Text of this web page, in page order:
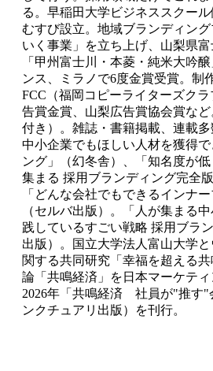
る。早稲田大学ビジネススクー
むすび設立。地域ブランディン
いく事業」を立ち上げ、山梨県
「甲州富士川・本菱・純米大吟
ンス、ミラノで6度金賞受賞。制
FCC（福岡コピーライターズク
告賞金賞、山梨広告賞協会賞な
付き）。雑誌・書籍掲載、連載
中小企業でもほしい人材を獲得
ング」（幻冬舎）、「知名度が
集まる 採用ブランディング完全
「どんな会社でもできるインナー
（セルバ出版）。「人が集まる
践しているすごい戦略 採用ブラ
出版）。国立大学法人富山大学
関する共同研究「幸福を超える
論「共鳴経済」を日本マーケティ
2026年「共鳴経済 社員が"推す"
ンクチュアリ出版）を刊行。